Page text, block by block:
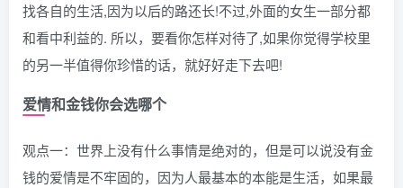
找各自的生活,因为以后的路还长!不过,外面的女生一部分都
和看中利益的. 所以，要看你怎样对待了,如果你觉得学校里
的另一半值得你珍惜的话，就好好走下去吧!
爱情和金钱你会选哪个
观点一：世界上没有什么事情是绝对的，但是可以说没有金
钱的爱情是不牢固的，因为人最基本的本能是生活，如果最